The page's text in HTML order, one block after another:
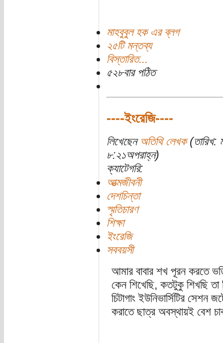
মাহবুবুল হক এর ব্লগ
২৫টি মন্তব্য
বিস্তারিত...
৫২৮বার পঠিত
----ইংরেজি----
লিখেছেন অতিথি লেখক(তারিখ:
৮:২১অপরাহ্ন)
ক্যাটেগরি:
আত্মজীবনী
দেশচিন্তা
স্মৃতিচারণ
শিক্ষা
ইংরেজি
সববয়সী
আমার বাবার শখ পূরন করতে
কেন শিখেছি, কতটুকু শিখছি
চিটাগাং ইউনিভার্সিটির
করাতে ছাত্র অবস্থায়ই বেশ